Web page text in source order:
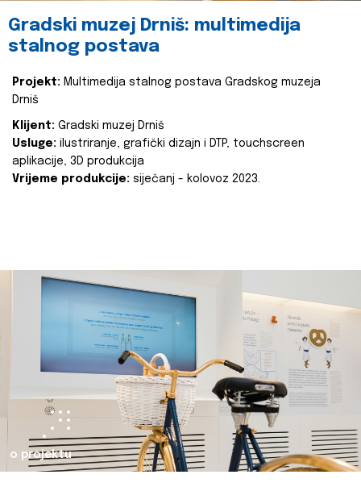
Gradski muzej Drniš: multimedija
stalnog postava
Projekt: Multimedija stalnog postava Gradskog muzeja
Drniš
Klijent: Gradski muzej Drniš
Usluge: ilustriranje, grafički dizajn i DTP, touchscreen
aplikacije, 3D produkcija
Vrijeme produkcije: siječanj - kolovoz 2023.
o projektu